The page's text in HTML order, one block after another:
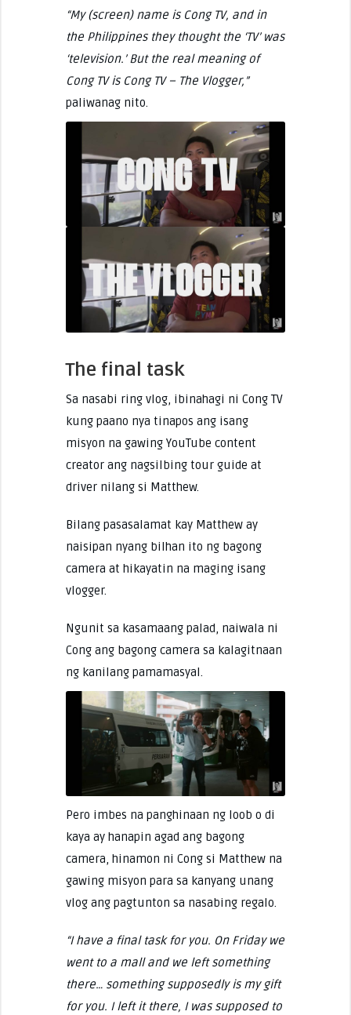
“My (screen) name is Cong TV, and in
the Philippines they thought the ‘TV’ was
‘television.’ But the real meaning of
Cong TV is Cong TV – The Vlogger,”
paliwanag nito.
The final task
Sa nasabi ring vlog, ibinahagi ni Cong TV
kung paano nya tinapos ang isang
misyon na gawing YouTube content
creator ang nagsilbing tour guide at
driver nilang si Matthew.
Bilang pasasalamat kay Matthew ay
naisipan nyang bilhan ito ng bagong
camera at hikayatin na maging isang
vlogger.
Ngunit sa kasamaang palad, naiwala ni
Cong ang bagong camera sa kalagitnaan
ng kanilang pamamasyal.
Pero imbes na panghinaan ng loob o di
kaya ay hanapin agad ang bagong
camera, hinamon ni Cong si Matthew na
gawing misyon para sa kanyang unang
vlog ang pagtunton sa nasabing regalo.
“I have a final task for you. On Friday we
went to a mall and we left something
there… something supposedly is my gift
for you. I left it there, I was supposed to